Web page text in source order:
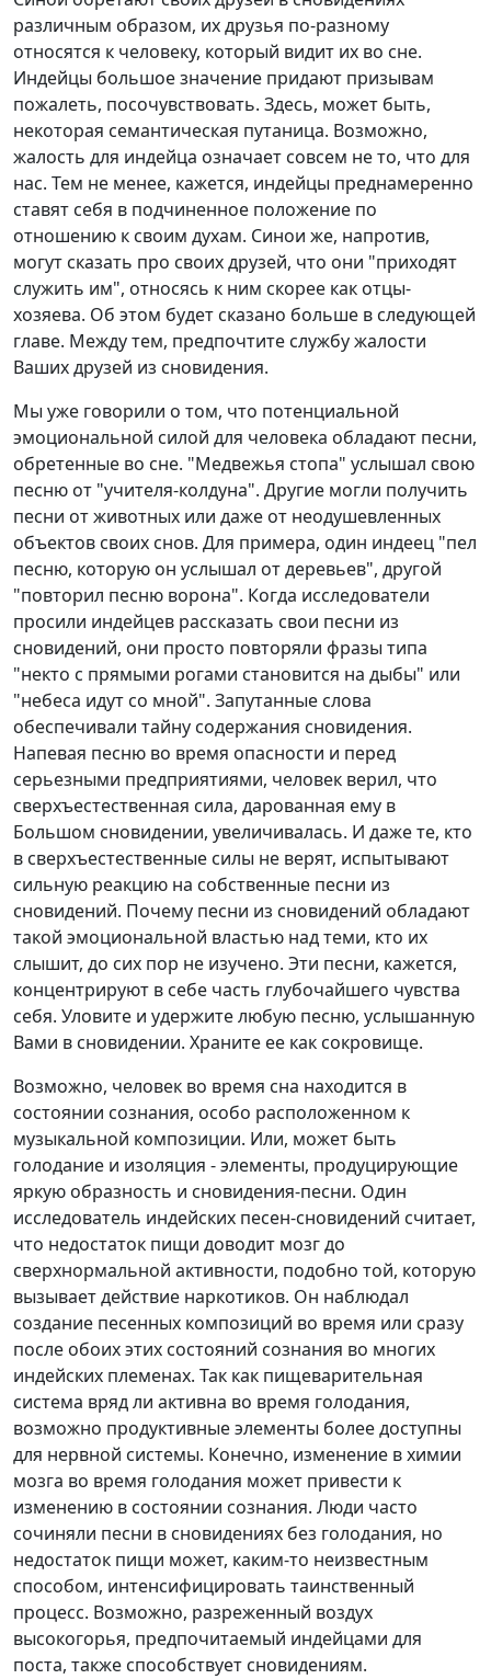
различным образом, их друзья по-разному
относятся к человеку, который видит их во сне.
Индейцы большое значение придают призывам
пожалеть, посочувствовать. Здесь, может быть,
некоторая семантическая путаница. Возможно,
жалость для индейца означает совсем не то, что для
нас. Тем не менее, кажется, индейцы преднамеренно
ставят себя в подчиненное положение по
отношению к своим духам. Синои же, напротив,
могут сказать про своих друзей, что они "приходят
служить им", относясь к ним скорее как отцы-
хозяева. Об этом будет сказано больше в следующей
главе. Между тем, предпочтите службу жалости
Ваших друзей из сновидения.
Мы уже говорили о том, что потенциальной
эмоциональной силой для человека обладают песни,
обретенные во сне. "Медвежья стопа" услышал свою
песню от "учителя-колдуна". Другие могли получить
песни от животных или даже от неодушевленных
объектов своих снов. Для примера, один индеец "пел
песню, которую он услышал от деревьев", другой
"повторил песню ворона". Когда исследователи
просили индейцев рассказать свои песни из
сновидений, они просто повторяли фразы типа
"некто с прямыми рогами становится на дыбы" или
"небеса идут со мной". Запутанные слова
обеспечивали тайну содержания сновидения.
Напевая песню во время опасности и перед
серьезными предприятиями, человек верил, что
сверхъестественная сила, дарованная ему в
Большом сновидении, увеличивалась. И даже те, кто
в сверхъестественные силы не верят, испытывают
сильную реакцию на собственные песни из
сновидений. Почему песни из сновидений обладают
такой эмоциональной властью над теми, кто их
слышит, до сих пор не изучено. Эти песни, кажется,
концентрируют в себе часть глубочайшего чувства
себя. Уловите и удержите любую песню, услышанную
Вами в сновидении. Храните ее как сокровище.
Возможно, человек во время сна находится в
состоянии сознания, особо расположенном к
музыкальной композиции. Или, может быть
голодание и изоляция - элементы, продуцирующие
яркую образность и сновидения-песни. Один
исследователь индейских песен-сновидений считает,
что недостаток пищи доводит мозг до
сверхнормальной активности, подобно той, которую
вызывает действие наркотиков. Он наблюдал
создание песенных композиций во время или сразу
после обоих этих состояний сознания во многих
индейских племенах. Так как пищеварительная
система вряд ли активна во время голодания,
возможно продуктивные элементы более доступны
для нервной системы. Конечно, изменение в химии
мозга во время голодания может привести к
изменению в состоянии сознания. Люди часто
сочиняли песни в сновидениях без голодания, но
недостаток пищи может, каким-то неизвестным
способом, интенсифицировать таинственный
процесс. Возможно, разреженный воздух
высокогорья, предпочитаемый индейцами для
поста, также способствует сновидениям.